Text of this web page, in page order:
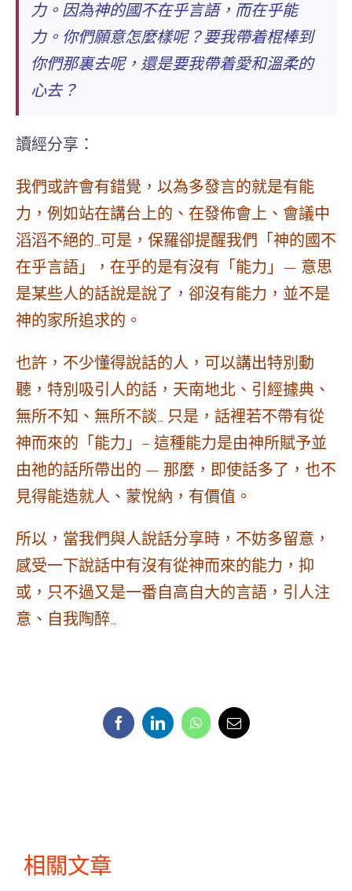
力。 因為神的國不在乎言語，而在乎能
力。 你們願意怎麼樣呢？要我帶着棍棒到
你們那裏去呢，還是要我帶着愛和溫柔的
心去？
讀經分享：
我們或許會有錯覺，以為多發言的就是有能
力，例如站在講台上的、在發佈會上、會議中
滔滔不絕的…可是，保羅卻提醒我們 「神的國不
在乎言語」，在乎的是有沒有「能力」 — 意思
是某些人的話說是說了，卻沒有能力，並不是
神的家所追求的。
也許，不少懂得說話的人，可以講出特別動
聽，特別吸引人的話，天南地北、引經據典、
無所不知、無所不談… 只是，話裡若不帶有從
神而來的「能力」– 這種能力是由神所賦予並
由祂的話所帶出的 — 那麼，即使話多了，也不
見得能造就人、蒙悅納，有價值 。
所以，當我們與人說話分享時，不妨多留意，
感受一下說話中有沒有從神而來的能力，抑
或，只不過又是一番自高自大的言語，引人注
意、自我陶醉…
相關文章